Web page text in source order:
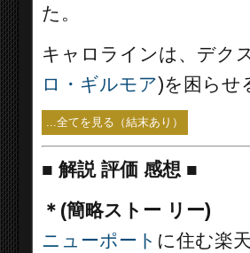
た。
キャロラインは、デク
ロ・ギルモア)を困らせ
...全てを見る（結末あり）
■ 解説 評価 感想 ■
＊(簡略ストー リー)
ニューポート に住む楽